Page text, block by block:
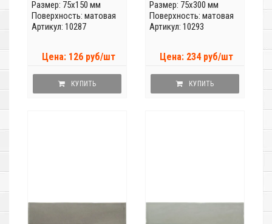
Размер: 75x150 мм
Поверхность: матовая
Артикул: 10287
Цена: 126 руб/шт
КУПИТЬ
Размер: 75x300 мм
Поверхность: матовая
Артикул: 10293
Цена: 234 руб/шт
КУПИТЬ